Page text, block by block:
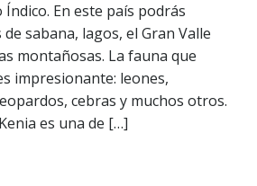
Índico. En este país podrás
sabana, lagos, el Gran Valle
montañosas. La fauna que
impresionante: leones,
cebras y muchos otros.
es una de […]